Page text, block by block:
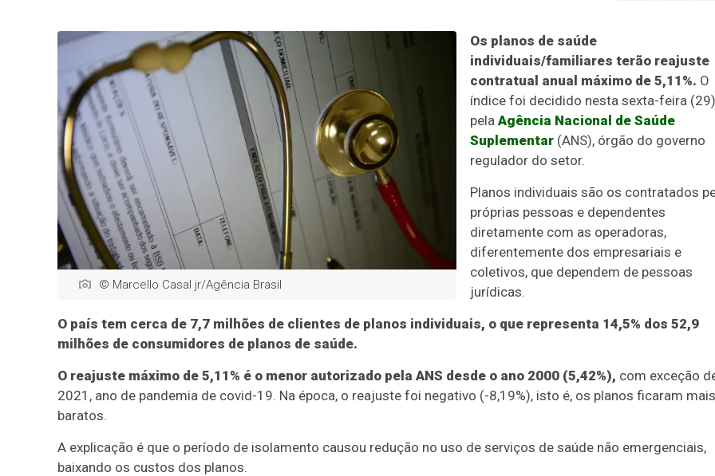
© Marcello Casal jr/Agência Brasil
Os planos de saúde
individuais/familiares terão reajuste
contratual anual máximo de 5,11%. O
índice foi decidido nesta sexta-feira (29)
pela Agência Nacional de Saúde
Suplementar (ANS), órgão do governo
regulador do setor.
Planos individuais são os contratados
próprias pessoas e dependentes
diretamente com as operadoras,
diferentemente dos empresariais e
coletivos, que dependem de pessoas
jurídicas.
O país tem cerca de 7,7 milhões de clientes de planos individuais, o que representa 14,5% dos 52,9
milhões de consumidores de planos de saúde.
O reajuste máximo de 5,11% é o menor autorizado pela ANS desde o ano 2000 (5,42%), com exceção
2021, ano de pandemia de covid-19. Na época, o reajuste foi negativo (-8,19%), isto é, os planos ficaram mais
baratos.
A explicação é que o período de isolamento causou redução no uso de serviços de saúde não emergenciais,
baixando os custos dos planos.